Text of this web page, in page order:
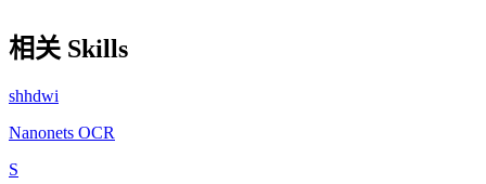
相关 Skills
shhdwi
Nanonets OCR
S